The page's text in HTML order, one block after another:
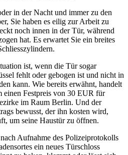
in der Nacht und immer zu den
Sie haben es eilig zur Arbeit zu
noch innen in der Tür, während
hat. Es erwartet Sie ein breites
ist, wenn die Tür sogar
fehlt oder gebogen ist und nicht in
kann. Wie bereits erwähnt, handelt
einen Festpreis von 30 EUR für
im Raum Berlin. Und der
bewusst, der ihn kosten wird,
um seine Haustür zu öffnen.
Aufnahme des Polizeiprotokolls
ein neues Türschloss